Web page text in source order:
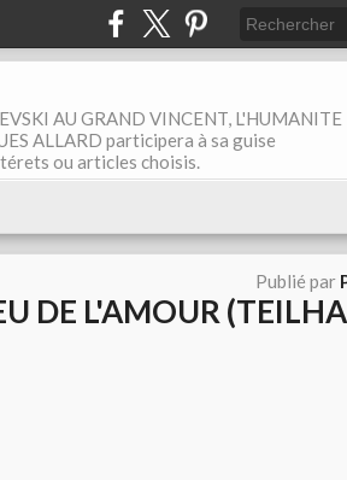
AU GRAND VINCENT, L'HUMANITE
ALLARD participera à sa guise
ou articles choisis.
Publié par
DE L'AMOUR